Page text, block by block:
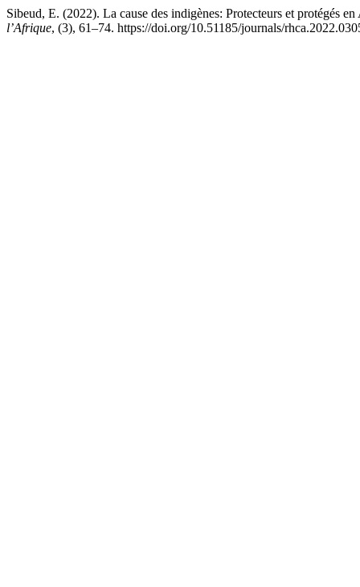
Sibeud, E. (2022). La cause des indigènes: Protecteurs et protégés
l’Afrique, (3), 61–74. https://doi.org/10.51185/journals/